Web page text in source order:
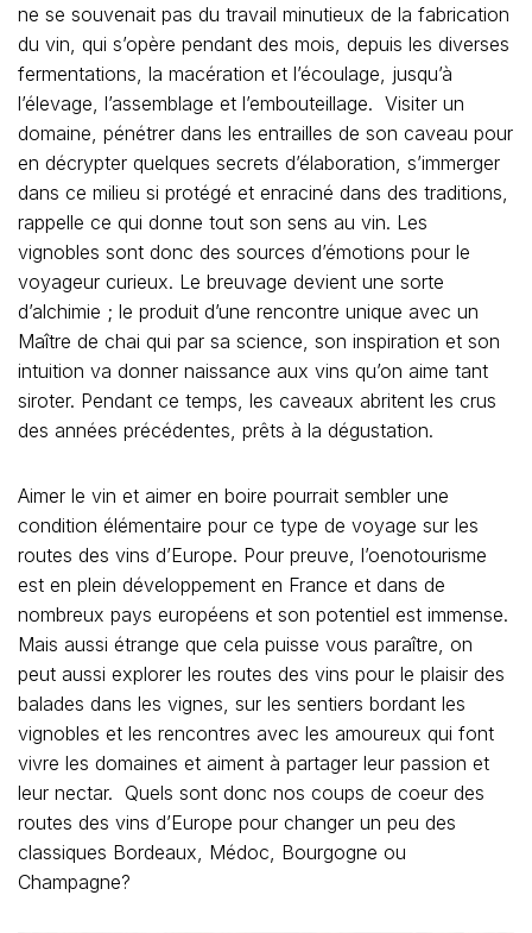
ne se souvenait pas du travail minutieux de la fabrication
du vin, qui s’opère pendant des mois, depuis les diverses
fermentations, la macération et l’écoulage, jusqu’à
l’élevage, l’assemblage et l’embouteillage. Visiter un
domaine, pénétrer dans les entrailles de son caveau pour
en décrypter quelques secrets d’élaboration, s’immerger
dans ce milieu si protégé et enraciné dans des traditions,
rappelle ce qui donne tout son sens au vin. Les
vignobles sont donc des sources d’émotions pour le
voyageur curieux. Le breuvage devient une sorte
d’alchimie ; le produit d’une rencontre unique avec un
Maître de chai qui par sa science, son inspiration et son
intuition va donner naissance aux vins qu’on aime tant
siroter. Pendant ce temps, les caveaux abritent les crus
des années précédentes, prêts à la dégustation.
Aimer le vin et aimer en boire pourrait sembler une
condition élémentaire pour ce type de voyage sur les
routes des vins d’Europe. Pour preuve, l’oenotourisme
est en plein développement en France et dans de
nombreux pays européens et son potentiel est immense.
Mais aussi étrange que cela puisse vous paraître, on
peut aussi explorer les routes des vins pour le plaisir des
balades dans les vignes, sur les sentiers bordant les
vignobles et les rencontres avec les amoureux qui font
vivre les domaines et aiment à partager leur passion et
leur nectar. Quels sont donc nos coups de coeur des
routes des vins d’Europe pour changer un peu des
classiques Bordeaux, Médoc, Bourgogne ou
Champagne?